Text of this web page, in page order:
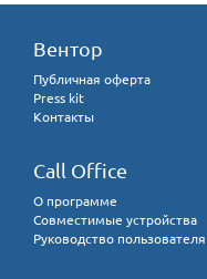
Вентор
Публичная оферта
Press kit
Контакты
Call Office
О программе
Совместимые устройства
Руководство пользователя